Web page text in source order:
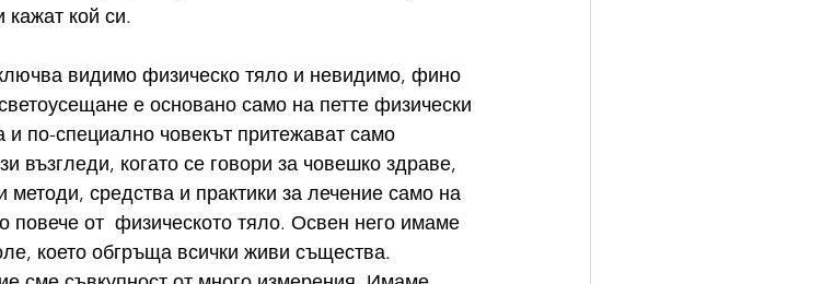
кажат кой си.
видимо физическо тяло и невидимо, фино
е основано само на петте физически
и по-специално човекът притежават само
възгледи, когато се говори за човешко здраве,
средства и практики за лечение само на
повече от  физическото тяло. Освен него имаме
което обгръща всички живи същества.